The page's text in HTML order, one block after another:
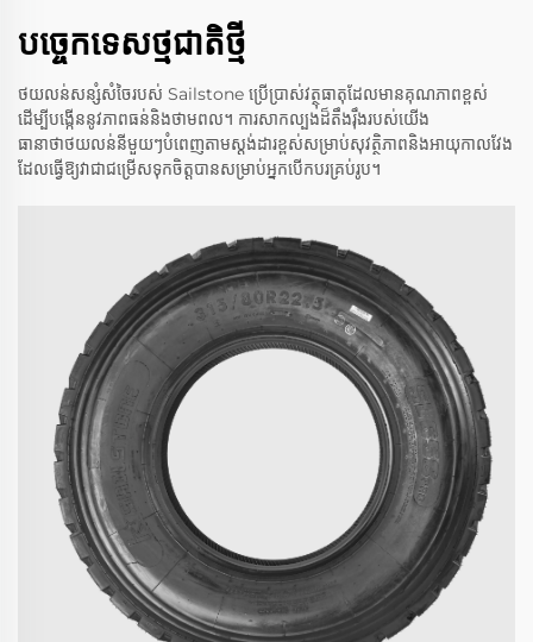
បច្ចេកទេសថ្មជាតិថ្មី
ថយលន់សន្សំសំចៃរបស់ Sailstone ប្រើប្រាស់វត្ថុធាតុដែលមានគុណភាពខ្ពស់
ដើម្បីបង្កើននូវភាពធន់និងថាមពល។ ការសាកល្បងដ៏តឹងរ៉ឹងរបស់យើង
ធានាថាថយលន់នីមួយៗបំពេញតាមស្តង់ដារខ្ពស់សម្រាប់សុវត្ថិភាពនិងអាយុកាលវែង
ដែលធ្វើឱ្យវាជាជម្រើសទុកចិត្តបានសម្រាប់អ្នកបើកបរគ្រប់រូប។